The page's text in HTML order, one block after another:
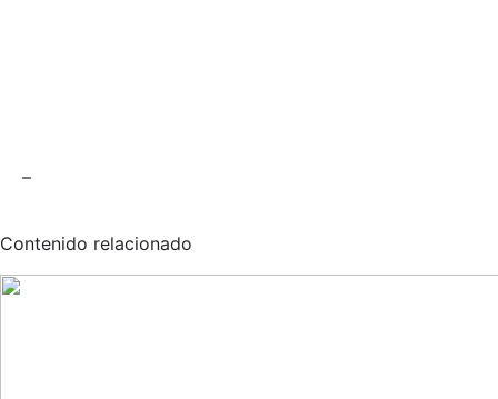
–
Contenido relacionado